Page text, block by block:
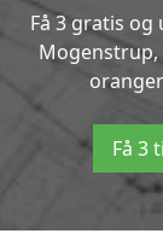
Få 3 gratis
Få 3